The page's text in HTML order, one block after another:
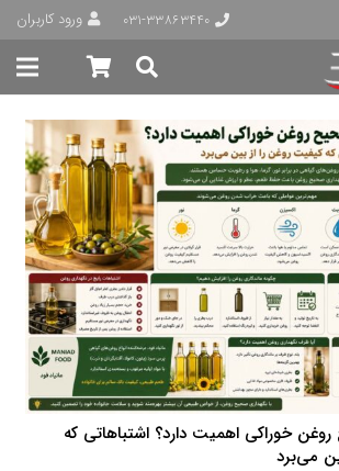
۰۳۱-۳۳۸۶۳۴۴۰ ورود کاربران
خوراکی اهمیت دارد؟ اشتباهاتی که
می‌برد